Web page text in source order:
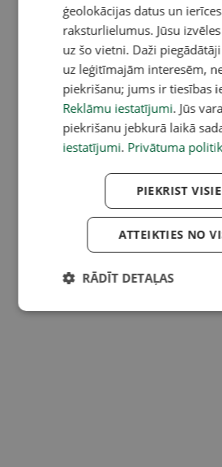
ģeolokācijas datus un ierīces
raksturlielumus. Jūsu
uz šo vietni. Daži
uz leģitīmajām interesēm,
piekrišanu; jums ir tiesības
Reklāmu iestatījumi. Jūs
piekrišanu jebkurā laikā
iestatījumi. Privātuma
PIEKRIST
ATTEIKTIES NO
RĀDĪT DETAĻAS